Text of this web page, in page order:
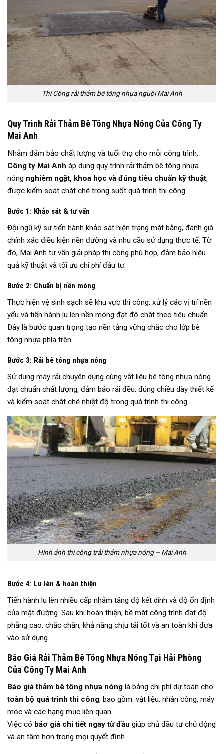
Thi Công rải thảm bê tông nhựa nguội Mai Anh
Quy Trình Rải Thảm Bê Tông Nhựa Nóng Của Công Ty
Mai Anh
Nhằm đảm bảo chất lượng và tuổi thọ cho mỗi công trình,
Công ty Mai Anh áp dụng quy trình rải thảm bê tông nhựa
nóng nghiêm ngặt, khoa học và đúng tiêu chuẩn kỹ thuật,
được kiểm soát chặt chẽ trong suốt quá trình thi công.
Bước 1: Khảo sát & tư vấn
Đội ngũ kỹ sư tiến hành khảo sát hiện trạng mặt bằng, đánh giá
chính xác điều kiện nền đường và nhu cầu sử dụng thực tế. Từ
đó, Mai Anh tư vấn giải pháp thi công phù hợp, đảm bảo hiệu
quả kỹ thuật và tối ưu chi phí đầu tư.
Bước 2: Chuẩn bị nền móng
Thực hiện vệ sinh sạch sẽ khu vực thi công, xử lý các vị trí nền
yếu và tiến hành lu lèn nền móng đạt độ chặt theo tiêu chuẩn.
Đây là bước quan trọng tạo nền tảng vững chắc cho lớp bê
tông nhựa phía trên.
Bước 3: Rải bê tông nhựa nóng
Sử dụng máy rải chuyên dụng cùng vật liệu bê tông nhựa nóng
đạt chuẩn chất lượng, đảm bảo rải đều, đúng chiều dày thiết kế
và kiểm soát chặt chẽ nhiệt độ trong quá trình thi công.
Hình ảnh thi công trải thảm nhựa nóng – Mai Anh
Bước 4: Lu lèn & hoàn thiện
Tiến hành lu lèn nhiều cấp nhằm tăng độ kết dính và độ ổn định
của mặt đường. Sau khi hoàn thiện, bề mặt công trình đạt độ
phẳng cao, chắc chắn, khả năng chịu tải tốt và an toàn khi đưa
vào sử dụng.
Báo Giá Rải Thảm Bê Tông Nhựa Nóng Tại Hải Phòng
Của Công Ty Mai Anh
Báo giá thảm bê tông nhựa nóng là bảng chi phí dự toán cho
toàn bộ quá trình thi công, bao gồm: vật liệu, nhân công, máy
móc và các hạng mục liên quan.
Việc có báo giá chi tiết ngay từ đầu giúp chủ đầu tư chủ động
và an tâm hơn trong mọi quyết định.